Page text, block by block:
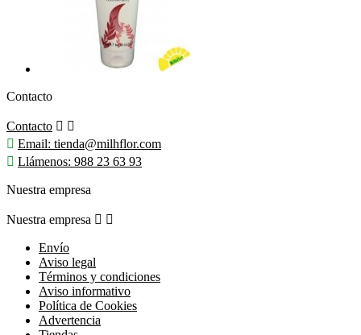
Contacto
Contacto  
 Email: tienda@milhflor.com
 Llámenos: 988 23 63 93
Nuestra empresa
Nuestra empresa  
Envío
Aviso legal
Términos y condiciones
Aviso informativo
Política de Cookies
Advertencia